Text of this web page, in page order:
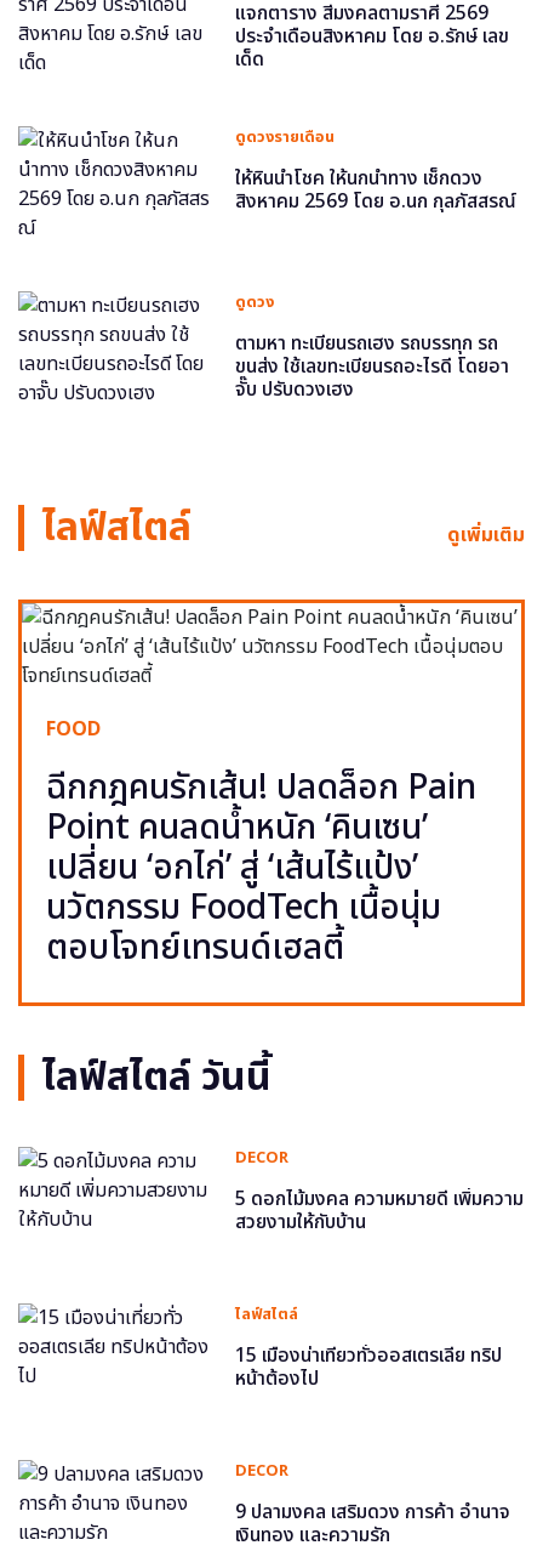
แจกตาราง สีมงคลตามราศี 2569
ประจำเดือนสิงหาคม โดย อ.รักษ์ เลข
เด็ด
ดูดวงรายเดือน
ให้หินนำโชค ให้นกนำทาง เช็กดวง
สิงหาคม 2569 โดย อ.นก กุลภัสสรณ์
ดูดวง
ตามหา ทะเบียนรถเฮง รถบรรทุก รถ
ขนส่ง ใช้เลขทะเบียนรถอะไรดี โดยอา
จั๊บ ปรับดวงเฮง
ไลฟ์สไตล์ ดูเพิ่มเติม
FOOD
ฉีกกฎคนรักเส้น! ปลดล็อก Pain
Point คนลดน้ำหนัก ‘คินเซน’
เปลี่ยน ‘อกไก่’ สู่ ‘เส้นไร้แป้ง’
นวัตกรรม FoodTech เนื้อนุ่ม
ตอบโจทย์เทรนด์เฮลตี้
ไลฟ์สไตล์ วันนี้
DECOR
5 ดอกไม้มงคล ความหมายดี เพิ่มความ
สวยงามให้กับบ้าน
ไลฟ์สไตล์
15 เมืองน่าเที่ยวทั่วออสเตรเลีย ทริป
หน้าต้องไป
DECOR
9 ปลามงคล เสริมดวง การค้า อำนาจ
เงินทอง และความรัก